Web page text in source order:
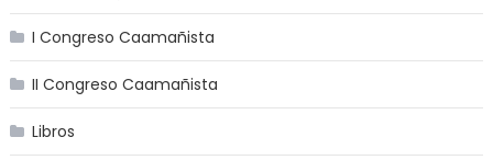
I Congreso Caamañista
II Congreso Caamañista
Libros